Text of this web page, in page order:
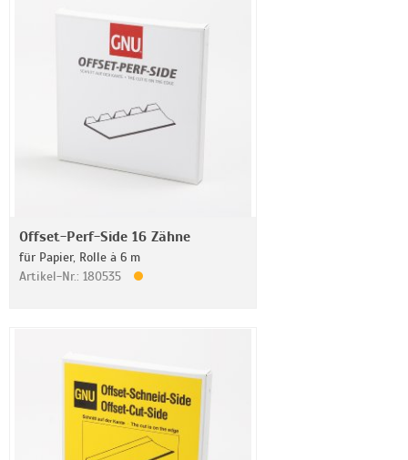
Offset-Perf-Side 16 Zähne
für Papier, Rolle à 6 m
Artikel-Nr.: 180535